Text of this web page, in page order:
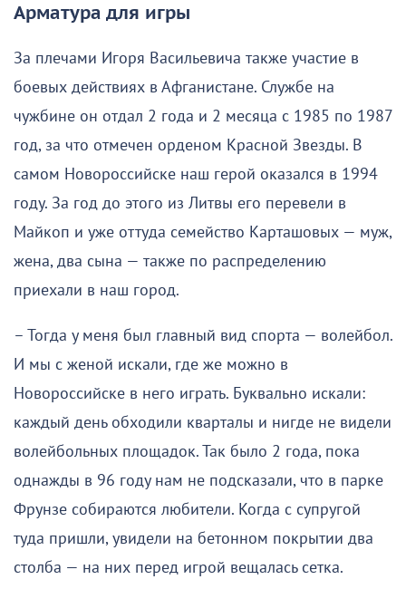
Арматура для игры
За плечами Игоря Васильевича также участие в
боевых действиях в Афганистане. Службе на
чужбине он отдал 2 года и 2 месяца с 1985 по 1987
год, за что отмечен орденом Красной Звезды. В
самом Новороссийске наш герой оказался в 1994
году. За год до этого из Литвы его перевели в
Майкоп и уже оттуда семейство Карташовых — муж,
жена, два сына — также по распределению
приехали в наш город.
– Тогда у меня был главный вид спорта — волейбол.
И мы с женой искали, где же можно в
Новороссийске в него играть. Буквально искали:
каждый день обходили кварталы и нигде не видели
волейбольных площадок. Так было 2 года, пока
однажды в 96 году нам не подсказали, что в парке
Фрунзе собираются любители. Когда с супругой
туда пришли, увидели на бетонном покрытии два
столба — на них перед игрой вещалась сетка.